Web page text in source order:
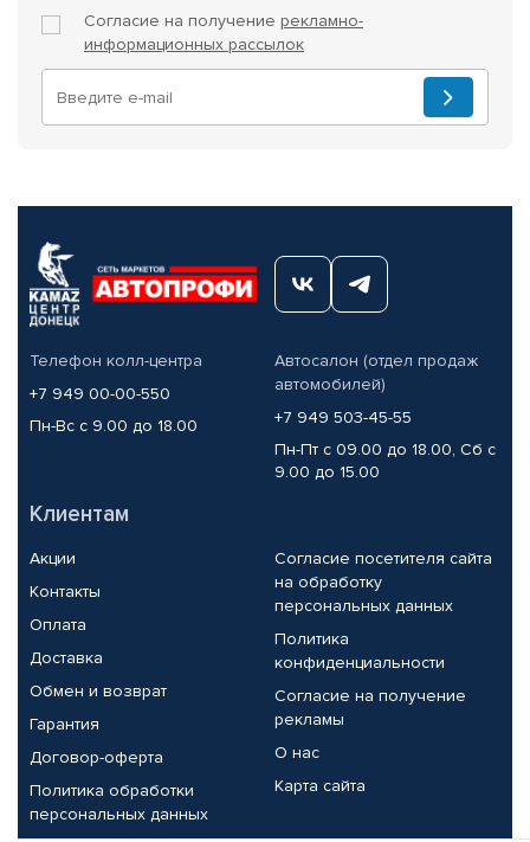
Согласие на получение рекламно-
информационных рассылок
Телефон колл-центра
+7 949 00-00-550
Пн-Вс с 9.00 до 18.00
Автосалон (отдел продаж
автомобилей)
+7 949 503-45-55
Пн-Пт с 09.00 до 18.00, Сб с
9.00 до 15.00
Клиентам
Акции
Контакты
Оплата
Доставка
Обмен и возврат
Гарантия
Договор-оферта
Политика обработки
персональных данных
Согласие посетителя сайта
на обработку
персональных данных
Политика
конфиденциальности
Согласие на получение
рекламы
О нас
Карта сайта